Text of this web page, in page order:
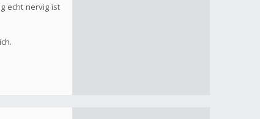
echt nervig ist